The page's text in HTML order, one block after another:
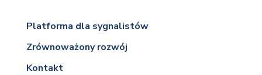
Platforma dla sygnalistów
Zrównoważony rozwój
Kontakt